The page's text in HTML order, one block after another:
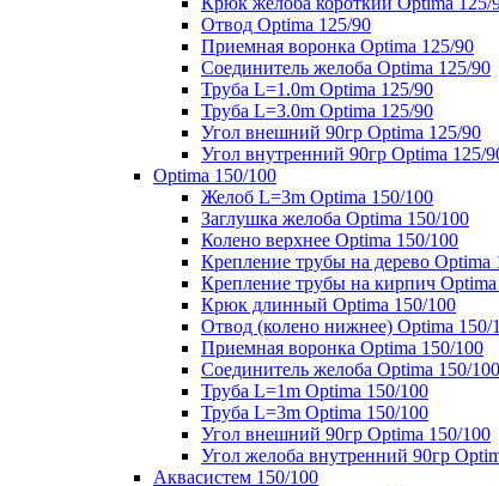
Отвод Optima 125/90
Приемная воронка Optima 125/90
Соединитель желоба Optima 125/90
Труба L=1.0m Optima 125/90
Труба L=3.0m Optima 125/90
Угол внешний 90гр Optima 125/90
Угол внутренний 90гр Optima 125/
Optima 150/100
Желоб L=3m Optima 150/100
Заглушка желоба Optima 150/100
Колено верхнее Optima 150/100
Крепление трубы на дерево Optima
Крепление трубы на кирпич
Крюк длинный Optima 150/100
Отвод (колено нижнее) Optima 150/
Приемная воронка Optima 150/100
Соединитель желоба Optima 150/100
Труба L=1m Optima 150/100
Труба L=3m Optima 150/100
Угол внешний 90гр Optima 150/100
Угол желоба внутренний 90гр
Аквасистем 150/100